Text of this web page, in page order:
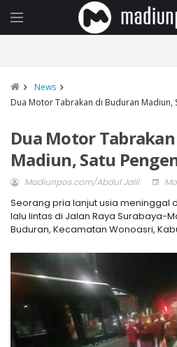
News
Dua Motor Tabrakan di Buduran Madiun,
Dua Motor
Madiun, Satu
Madiunpos.com/Abdul Jalil
Seorang pria lanjut usia meninggal
lalu lintas di Jalan Raya Surabaya-
Buduran, Kecamatan Wonoasri,